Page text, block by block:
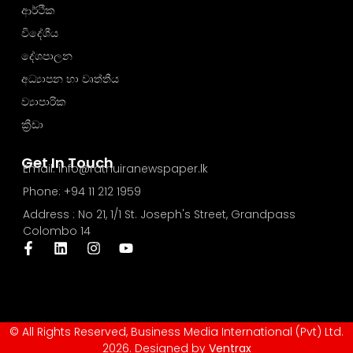
Get In Touch
Email: info@rathuiranewspaper.lk
Phone: +94 11 212 1959
Address : No 21, 1/1 St. Joseph's Street, Grandpass
Colombo 14
ආර්ථික
විදේශීය
දේශපාලන
අධ්‍යාපන හා වෘත්තීය
ව්‍යාපාරික
ක්‍රීඩා
© All Rights Reserved, Business Media International (Pvt) Ltd.
2026. Designed by Ventrax